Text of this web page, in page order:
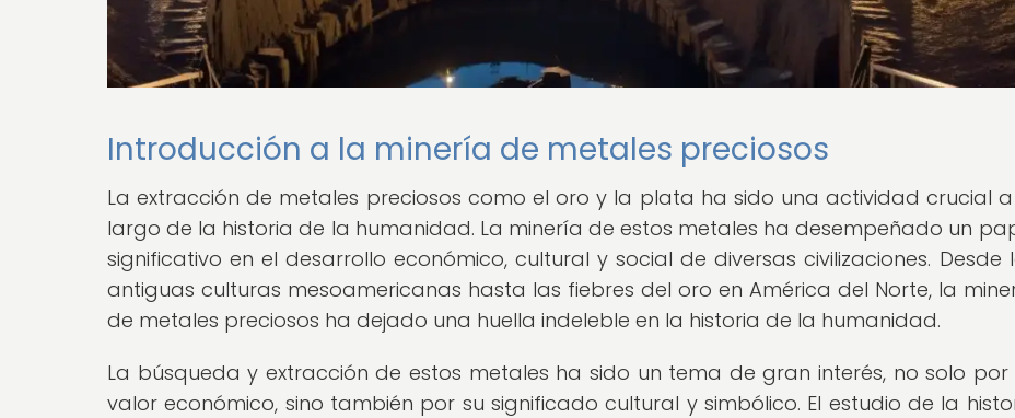
Introducción a la minería de metales preciosos
La extracción de metales preciosos como el oro y la plata ha sido una actividad crucial
largo de la historia de la humanidad. La minería de estos metales ha desempeñado un
significativo en el desarrollo económico, cultural y social de diversas civilizaciones. Desde
antiguas culturas mesoamericanas hasta las fiebres del oro en América del Norte, la
de metales preciosos ha dejado una huella indeleble en la historia de la humanidad.
La búsqueda y extracción de estos metales ha sido un tema de gran interés, no solo por
valor económico, sino también por su significado cultural y simbólico. El estudio de la